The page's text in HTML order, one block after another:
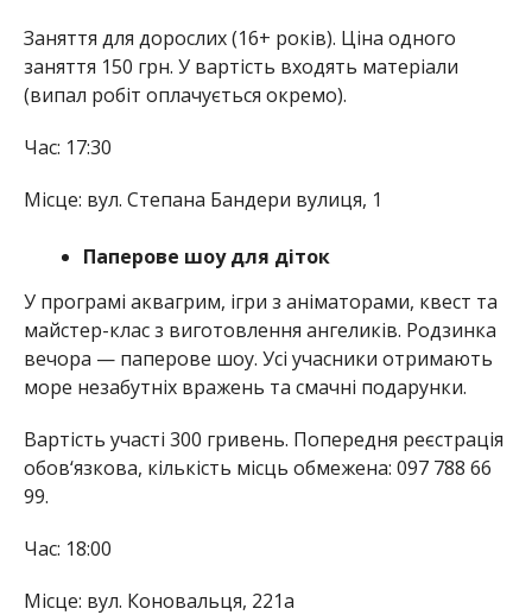
Заняття для дорослих (16+ років). Ціна одного
заняття 150 грн. У вартість входять матеріали
(випал робіт оплачується окремо).
Час: 17:30
Місце: вул. Степана Бандери вулиця, 1
Паперове шоу для діток
У програмі аквагрим, ігри з аніматорами, квест та
майстер-клас з виготовлення ангеликів. Родзинка
вечора — паперове шоу. Усі учасники отримають
море незабутніх вражень та смачні подарунки.
Вартість участі 300 гривень. Попередня реєстрація
обов‘язкова, кількість місць обмежена: 097 788 66
99.
Час: 18:00
Місце: вул. Коновальця, 221а